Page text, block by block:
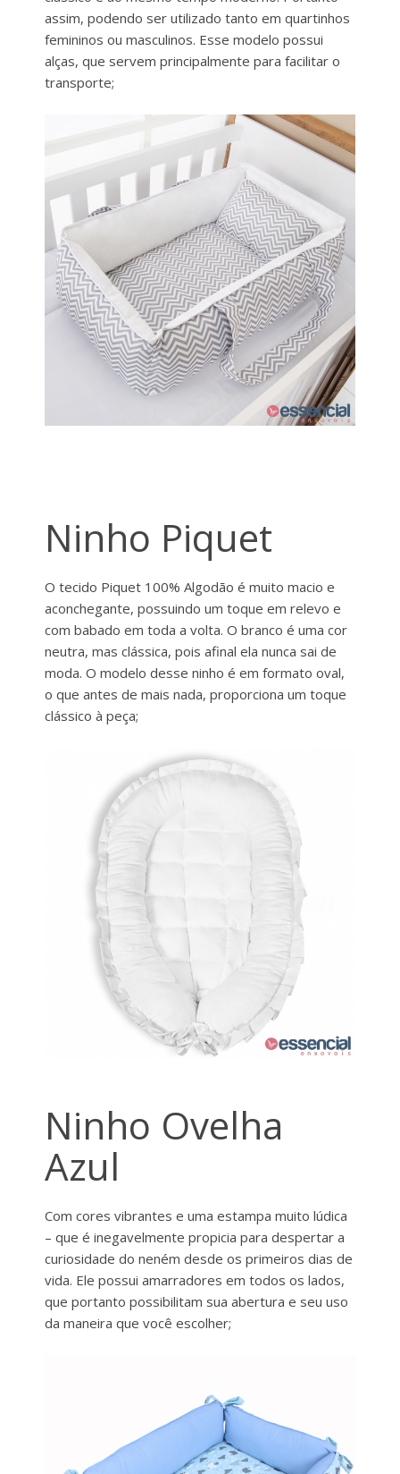
assim, podendo ser utilizado tanto em quartinhos
femininos ou masculinos. Esse modelo possui
alças, que servem principalmente para facilitar o
transporte;
Ninho Piquet
O tecido Piquet 100% Algodão é muito macio e
aconchegante, possuindo um toque em relevo e
com babado em toda a volta. O branco é uma cor
neutra, mas clássica, pois afinal ela nunca sai de
moda. O modelo desse ninho é em formato oval,
o que antes de mais nada, proporciona um toque
clássico à peça;
Ninho Ovelha
Azul
Com cores vibrantes e uma estampa muito lúdica
– que é inegavelmente propicia para despertar a
curiosidade do neném desde os primeiros dias de
vida. Ele possui amarradores em todos os lados,
que portanto possibilitam sua abertura e seu uso
da maneira que você escolher;